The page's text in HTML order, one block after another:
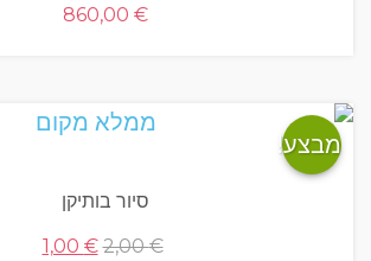
860,00 €
מבצע!
סיור בותיקן
2,00€
המחיר
1,00 €
המחיר